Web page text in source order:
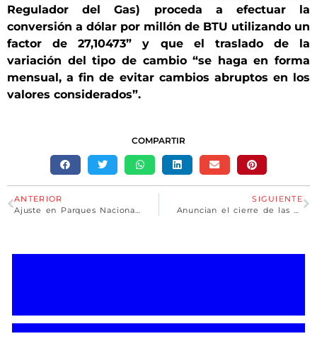
Regulador del Gas) proceda a efectuar la
conversión a dólar por millón de BTU utilizando un
factor de 27,10473” y que el traslado de la
variación del tipo de cambio “se haga en forma
mensual, a fin de evitar cambios abruptos en los
valores considerados”.
COMPARTIR
ANTERIOR
SIGUIENTE